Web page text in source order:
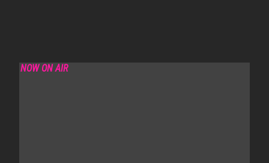
NOW ON AIR